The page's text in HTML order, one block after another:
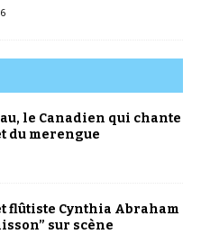
le Canadien qui chante
du merengue
flûtiste Cynthia Abraham
sur scène